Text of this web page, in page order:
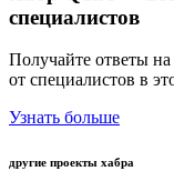
специалистов
Получайте ответы
от специалистов в
Узнать больше
другие проекты хабра